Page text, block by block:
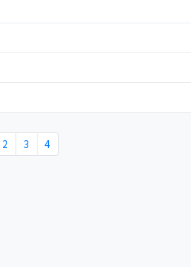
2 3 4